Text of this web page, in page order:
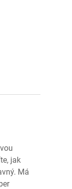
jak
Má